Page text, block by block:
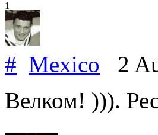
1
# Mexico 2
Велком! ))).